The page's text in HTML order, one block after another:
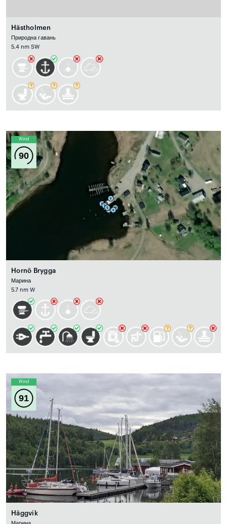
Hästholmen
Природна гавань
5.4 nm SW
Wind
90
Hornö Brygga
Марина
5.7 nm W
Wind
91
Häggvik